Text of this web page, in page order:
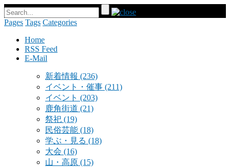
Pages Tags Categories
Home
RSS Feed
E-Mail
新着情報 (236)
イベント・催事 (211)
イベント (203)
鹿角街道 (21)
祭祀 (19)
民俗芸能 (18)
学ぶ・見る (18)
大会 (16)
山・高原 (15)